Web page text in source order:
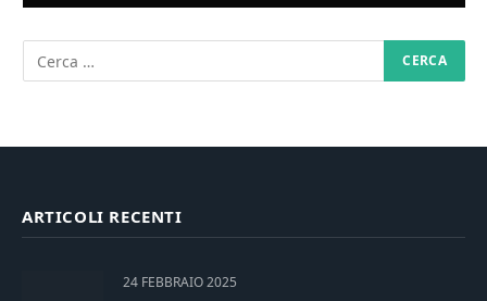
ARTICOLI RECENTI
24 FEBBRAIO 2025